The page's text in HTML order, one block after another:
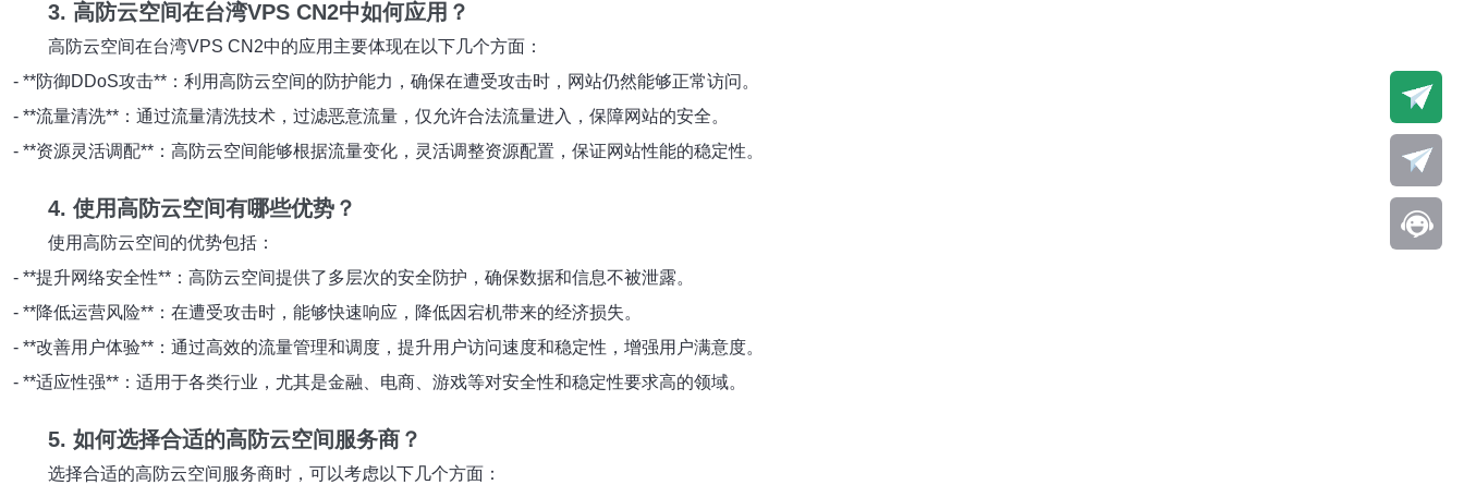
3. 高防云空间在台湾VPS CN2中如何应用？
高防云空间在台湾VPS CN2中的应用主要体现在以下几个方面：
- **防御DDoS攻击**：利用高防云空间的防护能力，确保在遭受攻击时，网站仍然能够正常访问。
- **流量清洗**：通过流量清洗技术，过滤恶意流量，仅允许合法流量进入，保障网站的安全。
- **资源灵活调配**：高防云空间能够根据流量变化，灵活调整资源配置，保证网站性能的稳定性。
4. 使用高防云空间有哪些优势？
使用高防云空间的优势包括：
- **提升网络安全性**：高防云空间提供了多层次的安全防护，确保数据和信息不被泄露。
- **降低运营风险**：在遭受攻击时，能够快速响应，降低因宕机带来的经济损失。
- **改善用户体验**：通过高效的流量管理和调度，提升用户访问速度和稳定性，增强用户满意度。
- **适应性强**：适用于各类行业，尤其是金融、电商、游戏等对安全性和稳定性要求高的领域。
5. 如何选择合适的高防云空间服务商？
选择合适的高防云空间服务商时，可以考虑以下几个方面：